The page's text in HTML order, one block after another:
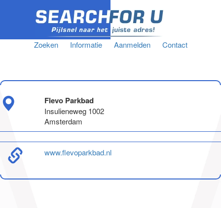
Zoeken Informatie Aanmelden Contact
Flevo Parkbad
Insulieneweg 1002
Amsterdam
www.flevoparkbad.nl